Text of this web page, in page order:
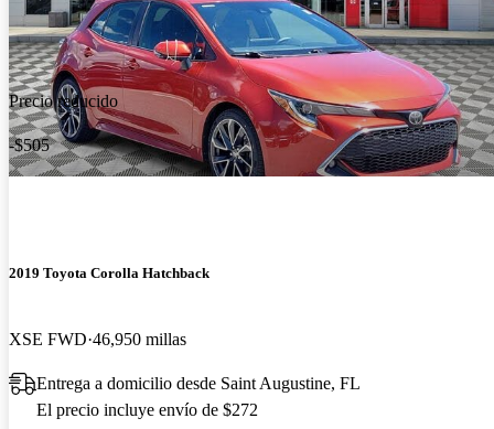
Precio reducido
-$505
2019 Toyota Corolla Hatchback
XSE FWD 46,950 millas
Entrega a domicilio desde Saint Augustine, FL
El precio incluye envío de $272